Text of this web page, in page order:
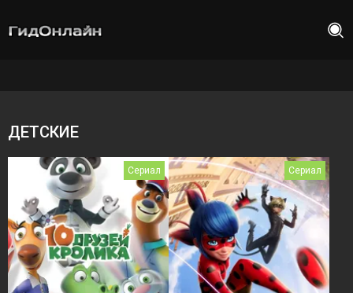
ДЕТСКИЕ
Сериал Сериал